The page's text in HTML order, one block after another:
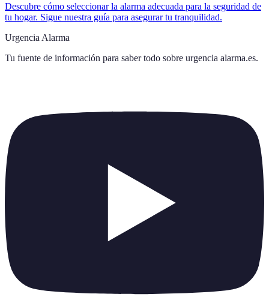
Descubre cómo seleccionar la alarma adecuada para la seguridad de
tu hogar. Sigue nuestra guía para asegurar tu tranquilidad.
Urgencia Alarma
Tu fuente de información para saber todo sobre urgencia alarma.es.